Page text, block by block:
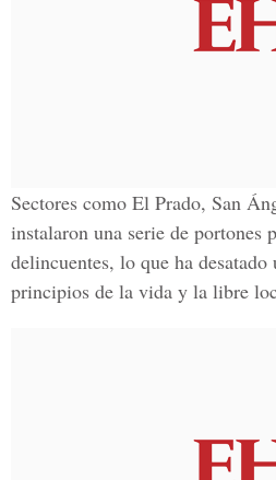
Sectores como El Prado, San
instalaron una serie de portones
delincuentes, lo que ha
principios de la vida y la libre